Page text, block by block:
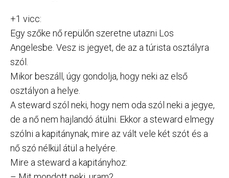
+1 vicc:
Egy szőke nő repülőn szeretne utazni Los
Angelesbe. Vesz is jegyet, de az a túrista osztályra
szól.
Mikor beszáll, úgy gondolja, hogy neki az első
osztályon a helye.
A steward szól neki, hogy nem oda szól neki a jegye,
de a nő nem hajlandó átülni. Ekkor a steward elmegy
szólni a kapitánynak, mire az vált vele két szót és a
nő szó nélkül átül a helyére.
Mire a steward a kapitányhoz: